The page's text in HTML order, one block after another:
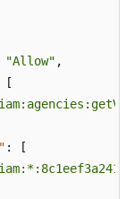
"Allow" ,
[
:
[